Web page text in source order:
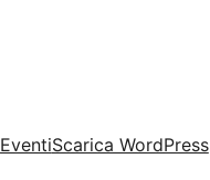
EventiScarica WordPress